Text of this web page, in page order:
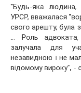
"Будь-яка людина,
УРСР, вважалася
свого арешту, була
... Роль
залучала для
незавидною і не
відомому вироку", -